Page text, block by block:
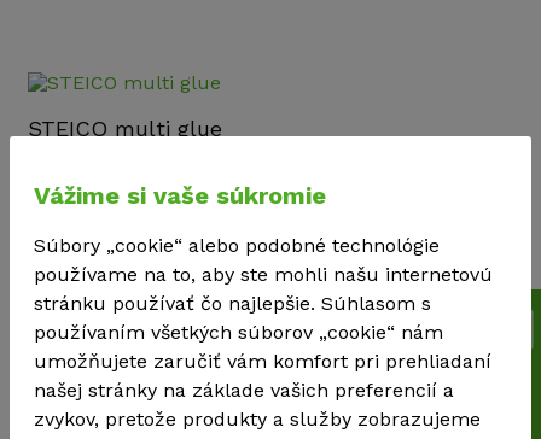
STEICO multi glue
STEICO multi membra 5
Vážime si vaše súkromie
Súbory „cookie“ alebo podobné technológie
používame na to, aby ste mohli našu internetovú
stránku používať čo najlepšie. Súhlasom s
používaním všetkých súborov „cookie“ nám
umožňujete zaručiť vám komfort pri prehliadaní
našej stránky na základe vašich preferencií a
zvykov, pretože produkty a služby zobrazujeme